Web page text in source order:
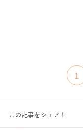
1
この記事をシェア！